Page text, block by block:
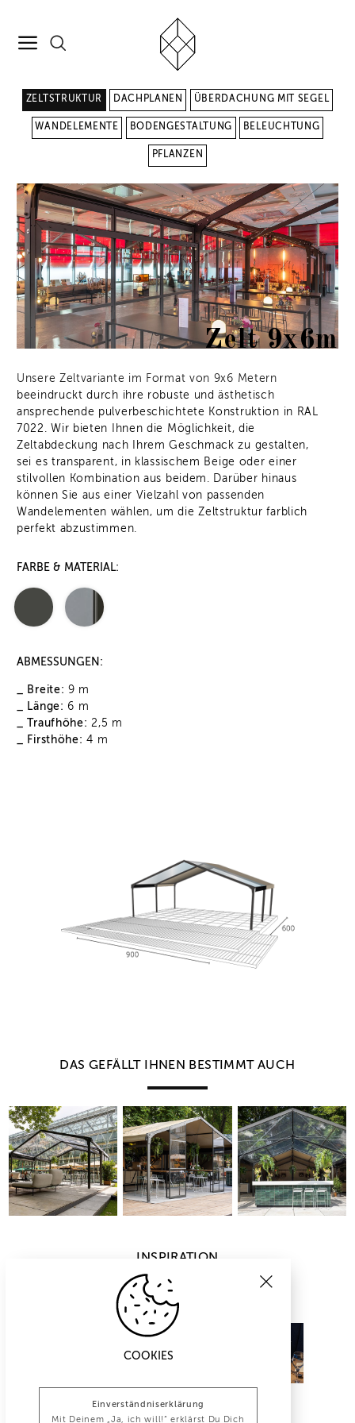
ZELTSTRUKTUR DACHPLANEN ÜBERDACHUNG MIT SEGEL
WANDELEMENTE BODENGESTALTUNG BELEUCHTUNG
PFLANZEN
Zelt 9x6m
Unsere Zeltvariante im Format von 9x6 Metern
beeindruckt durch ihre robuste und ästhetisch
ansprechende pulverbeschichtete Konstruktion in RAL
7022. Wir bieten Ihnen die Möglichkeit, die
Zeltabdeckung nach Ihrem Geschmack zu gestalten,
sei es transparent, in klassischem Beige oder einer
stilvollen Kombination aus beidem. Darüber hinaus
können Sie aus einer Vielzahl von passenden
Wandelementen wählen, um die Zeltstruktur farblich
perfekt abzustimmen.
FARBE & MATERIAL:
ABMESSUNGEN:
_ Breite: 9 m
_ Länge: 6 m
_ Traufhöhe: 2,5 m
_ Firsthöhe: 4 m
DAS GEFÄLLT IHNEN BESTIMMT AUCH
INSPIRATION
COOKIES
Einverständniserklärung
Mit Deinem „Ja, ich will!“ erklärst Du Dich